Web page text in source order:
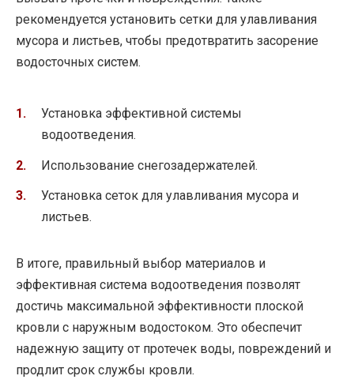
рекомендуется установить сетки для улавливания
мусора и листьев, чтобы предотвратить засорение
водосточных систем.
Установка эффективной системы
водоотведения.
Использование снегозадержателей.
Установка сеток для улавливания мусора и
листьев.
В итоге, правильный выбор материалов и
эффективная система водоотведения позволят
достичь максимальной эффективности плоской
кровли с наружным водостоком. Это обеспечит
надежную защиту от протечек воды, повреждений и
продлит срок службы кровли.